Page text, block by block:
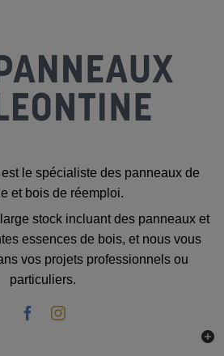
le spécialiste des panneaux de
et bois de réemploi.
stock incluant des panneaux et
essences de bois, et nous vous
vos projets professionnels ou
particuliers.